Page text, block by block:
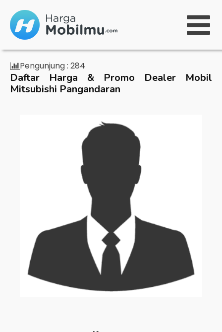
Pengunjung : 284
Daftar Harga & Promo Dealer Mobil
Mitsubishi Pangandaran